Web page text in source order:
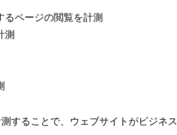
るページの閲覧を計測
測
することで、ウェブサイトがビジネス